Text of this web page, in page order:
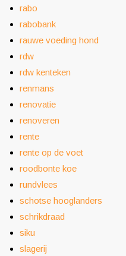
rabo
rabobank
rauwe voeding hond
rdw
rdw kenteken
renmans
renovatie
renoveren
rente
rente op de voet
roodbonte koe
rundvlees
schotse hooglanders
schrikdraad
siku
slagerij